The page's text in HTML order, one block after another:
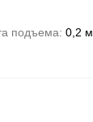
подъема 0,2 м